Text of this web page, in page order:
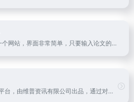
sci-hub是俄罗斯的一个网站，界面非常简单，只要输入论文的连接或者doi就能够下载论文。
维普期中文期刊服务平台，由维普资讯有限公司出品，通过对国内出版发行的14000余种科技期刊、5600万篇期刊全文进行内容分析和引文分析，为专业用户提供一站式文献服务：全文保障，文献引证关系，文献计量分析；并以期刊产品为主线、其它衍生产品或服务做补充，方便专业用户、机构用户在一个平台上快速有效地获取一次文献、二次文献、三次文献以及各种数字图书馆服务方式。